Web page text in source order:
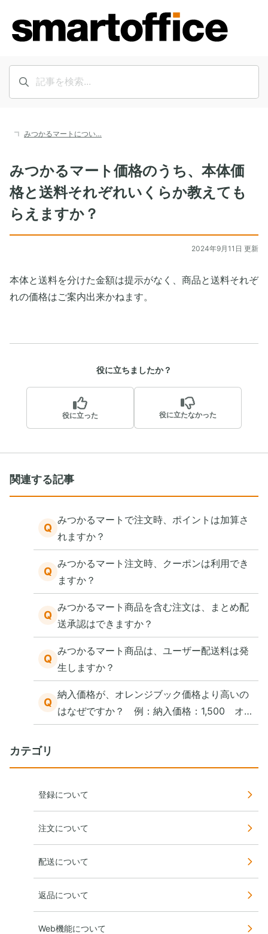
みつかるマートについ…
みつかるマート価格のうち、本体価
格と送料それぞれいくらか教えても
らえますか？
2024年9月11日 更新
本体と送料を分けた金額は提示がなく、商品と送料それぞ
れの価格はご案内出来かねます。
役に立ちましたか？
役に立った 役に立たなかった
関連する記事
Q
みつかるマートで注文時、ポイントは加算さ
れますか？
Q
みつかるマート注文時、クーポンは利用でき
ますか？
Q
みつかるマート商品を含む注文は、まとめ配
送承認はできますか？
Q
みつかるマート商品は、ユーザー配送料は発
生しますか？
Q
納入価格が、オレンジブック価格より高いの
はなぜですか？ 例：納入価格：1,500 オレ
ンジブック価格：500
カテゴリ
登録について
注文について
配送について
返品について
Web機能について